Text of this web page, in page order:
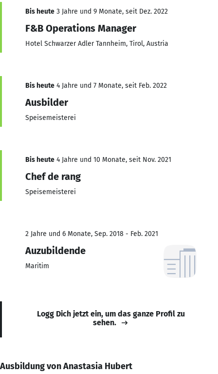
Bis heute 3 Jahre und 9 Monate, seit Dez. 2022
F&B Operations Manager
Hotel Schwarzer Adler Tannheim, Tirol, Austria
Bis heute 4 Jahre und 7 Monate, seit Feb. 2022
Ausbilder
Speisemeisterei
Bis heute 4 Jahre und 10 Monate, seit Nov. 2021
Chef de rang
Speisemeisterei
2 Jahre und 6 Monate, Sep. 2018 - Feb. 2021
Auzubildende
Maritim
Logg Dich jetzt ein, um das ganze Profil zu
sehen.
Ausbildung von Anastasia Hubert